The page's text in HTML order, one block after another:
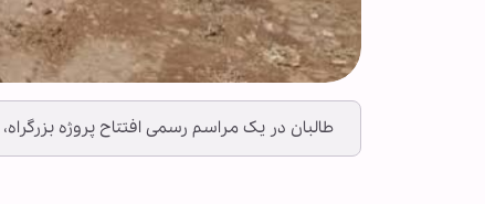
طالبان در یک مراسم رسمی افتتاح پروژه